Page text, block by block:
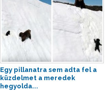
Egy pillanatra sem adta fel a
küzdelmet a meredek
hegyolda...